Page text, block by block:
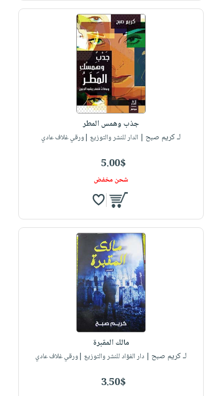
جذب وهمس المطر
لـ كريم صبح | الدار للنشر والتوزيع |ورقي غلاف عادي
5.00$
شحن مخفض
مالك المقبرة
لـ كريم صبح | دار الفؤاد للنشر والتوزيع |ورقي غلاف عادي
3.50$